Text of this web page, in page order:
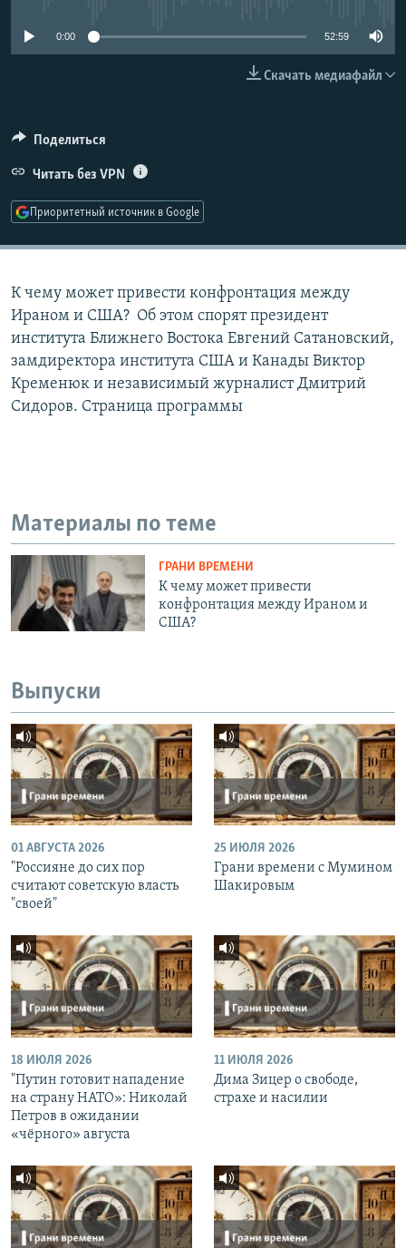
Все сайты РСЕ/РС
0:00 52:59
Скачать медиафайл
Поделиться
Читать без VPN
Приоритетный источник в Google
К чему может привести конфронтация между
Ираном и США? Об этом спорят президент
института Ближнего Востока Евгений Сатановский,
замдиректора института США и Канады Виктор
Кременюк и независимый журналист Дмитрий
Сидоров. Страница программы
Материалы по теме
ГРАНИ ВРЕМЕНИ
К чему может привести
конфронтация между Ираном и
США?
Выпуски
01 АВГУСТА 2026
"Россияне до сих пор
считают советскую власть
"своей"
25 ИЮЛЯ 2026
Грани времени с Мумином
Шакировым
18 ИЮЛЯ 2026
"Путин готовит нападение
на страну НАТО»: Николай
Петров в ожидании
«чёрного» августа
11 ИЮЛЯ 2026
Дима Зицер о свободе,
страхе и насилии